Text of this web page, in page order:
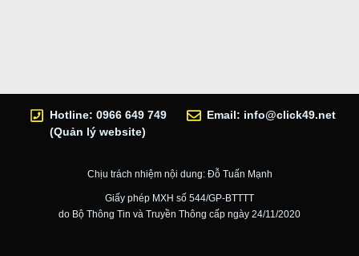
Hotline: 0966 649 749
(Quản lý website)
Email: info@click49.net
Chịu trách nhiệm nội dung: Đỗ Tuấn Mạnh
Giấy phép MXH số 544/GP-BTTTT
do Bộ Thông Tin và Truyền Thông cấp ngày 24/11/2020